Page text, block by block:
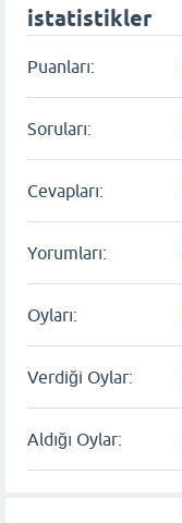
istatistikler
Puanları:
Soruları:
Cevapları:
Yorumları:
Oyları:
Verdiği Oylar:
Aldığı Oylar: